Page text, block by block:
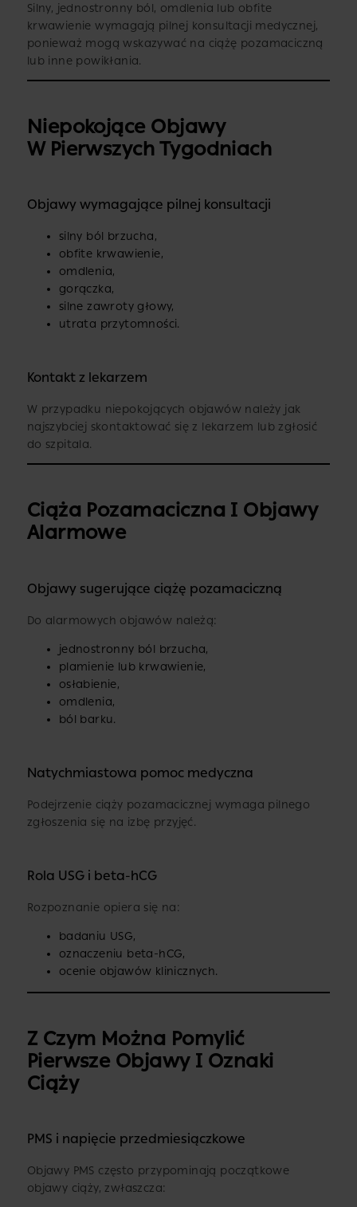
Silny, jednostronny ból, omdlenia lub obfite
krwawienie wymagają pilnej konsultacji medycznej,
ponieważ mogą wskazywać na ciążę pozamaciczną
lub inne powikłania.
Niepokojące Objawy
W Pierwszych Tygodniach
Objawy wymagające pilnej konsultacji
silny ból brzucha,
obfite krwawienie,
omdlenia,
gorączka,
silne zawroty głowy,
utrata przytomności.
Kontakt z lekarzem
W przypadku niepokojących objawów należy jak
najszybciej skontaktować się z lekarzem lub zgłosić
do szpitala.
Ciąża Pozamaciczna I Objawy
Alarmowe
Objawy sugerujące ciążę pozamaciczną
Do alarmowych objawów należą:
jednostronny ból brzucha,
plamienie lub krwawienie,
osłabienie,
omdlenia,
ból barku.
Natychmiastowa pomoc medyczna
Podejrzenie ciąży pozamacicznej wymaga pilnego
zgłoszenia się na izbę przyjęć.
Rola USG i beta-hCG
Rozpoznanie opiera się na:
badaniu USG,
oznaczeniu beta-hCG,
ocenie objawów klinicznych.
Z Czym Można Pomylić
Pierwsze Objawy I Oznaki
Ciąży
PMS i napięcie przedmiesiączkowe
Objawy PMS często przypominają początkowe
objawy ciąży, zwłaszcza: